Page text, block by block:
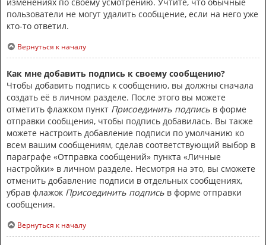
пользователи не могут удалить сообщение, если на него уже
кто-то ответил.
Вернуться к началу
Как мне добавить подпись к своему сообщению?
Чтобы добавить подпись к сообщению, вы должны сначала
создать её в личном разделе. После этого вы можете
отметить флажком пункт Присоединить подпись в форме
отправки сообщения, чтобы подпись добавилась. Вы также
можете настроить добавление подписи по умолчанию ко
всем вашим сообщениям, сделав соответствующий выбор в
параграфе «Отправка сообщений» пункта «Личные
настройки» в личном разделе. Несмотря на это, вы сможете
отменить добавление подписи в отдельных сообщениях,
убрав флажок Присоединить подпись в форме отправки
сообщения.
Вернуться к началу